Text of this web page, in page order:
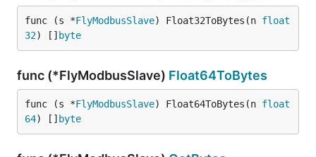
func (s *FlyModbusSlave) Float32ToBytes(n float
32) [] byte
func (*FlyModbusSlave) Float64ToBytes
func (s *FlyModbusSlave) Float64ToBytes(n float
64) [] byte